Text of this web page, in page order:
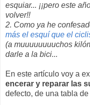
esquiar... ¡¡pero este
volver!!
2. Como ya he
más el esquí que el
(a muuuuuuuuchos
darle a la bici...
En este artículo voy a
encerar y reparar las
defecto, de una tabla de